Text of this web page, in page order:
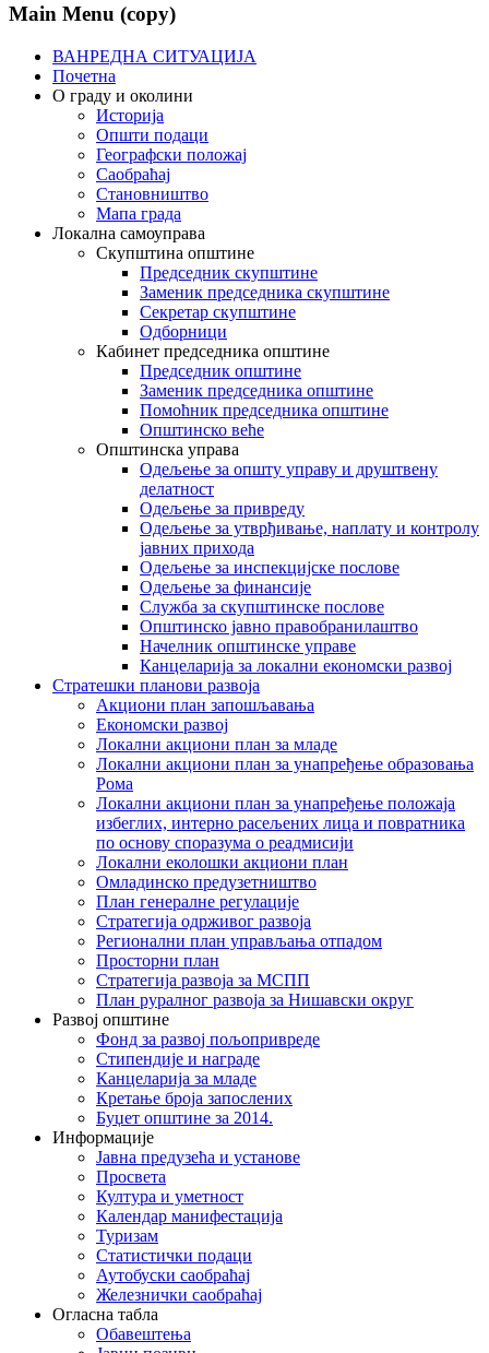
Main Menu (copy)
ВАНРЕДНА СИТУАЦИЈА
Почетна
О граду и околини
Историја
Општи подаци
Географски положај
Саобраћај
Становништво
Мапа града
Локална самоуправа
Скупштина општине
Председник скупштине
Заменик председника скупштине
Секретар скупштине
Одборници
Кабинет председника општине
Председник општине
Заменик председника општине
Помоћник председника општине
Општинско веће
Општинска управа
Одељење за општу управу и друштвену
делатност
Одељење за привреду
Одељење за утврђивање, наплату и контролу
јавних прихода
Одељење за инспекцијске послове
Одељење за финансије
Служба за скупштинске послове
Општинско јавно правобранилаштво
Начелник општинске управе
Канцеларија за локални економски развој
Стратешки планови развоја
Акциони план запошљавања
Економски развој
Локални акциони план за младе
Локални акциони план за унапређење образовања
Рома
Локални акциони план за унапређење положаја
избеглих, интерно расељених лица и повратника
по основу споразума о реадмисији
Локални еколошки акциони план
Омладинско предузетништво
План генералне регулације
Стратегија одрживог развоја
Регионални план управљања отпадом
Просторни план
Стратегија развоја за МСПП
План руралног развоја за Нишавски округ
Развој општине
Фонд за развој пољопривреде
Стипендије и награде
Канцеларија за младе
Кретање броја запослених
Буџет општине за 2014.
Информације
Јавна предузећа и установе
Просвета
Култура и уметност
Календар манифестација
Туризам
Статистички подаци
Аутобуски саобраћај
Железнички саобраћај
Огласна табла
Обавештења